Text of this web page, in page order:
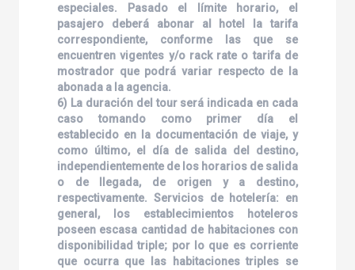
especiales. Pasado el límite horario, el
pasajero deberá abonar al hotel la tarifa
correspondiente, conforme las que se
encuentren vigentes y/o rack rate o tarifa de
mostrador que podrá variar respecto de la
abonada a la agencia.
6) La duración del tour será indicada en cada
caso tomando como primer día el
establecido en la documentación de viaje, y
como último, el día de salida del destino,
independientemente de los horarios de salida
o de llegada, de origen y a destino,
respectivamente. Servicios de hotelería: en
general, los establecimientos hoteleros
poseen escasa cantidad de habitaciones con
disponibilidad triple; por lo que es corriente
que ocurra que las habitaciones triples se